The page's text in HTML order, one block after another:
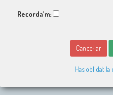
Recorda'm:
Cancel·lar
Has oblidat la